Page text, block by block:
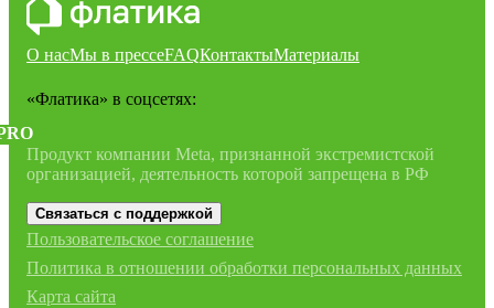
О насМы в прессеFAQКонтактыМатериалы
«Флатика» в соцсетях:
Продукт компании Meta, признанной экстремистской
организацией, деятельность которой запрещена в РФ
Связаться с поддержкой
Пользовательское соглашение
Политика в отношении обработки персональных данных
Карта сайта